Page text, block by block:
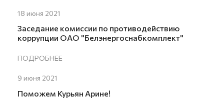
18 июня 2021
Заседание комиссии по противодействию
коррупции ОАО "Белэнергоснабкомплект"
ПОДРОБНЕЕ
9 июня 2021
Поможем Курьян Арине!